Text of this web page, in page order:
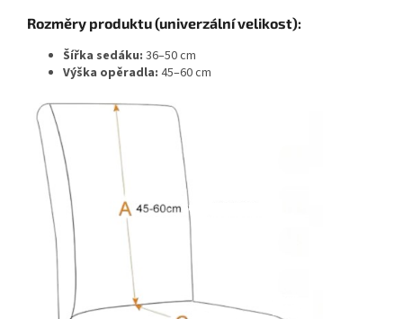
Rozměry produktu (univerzální velikost):
Šířka sedáku: 36–50 cm
Výška opěradla: 45–60 cm